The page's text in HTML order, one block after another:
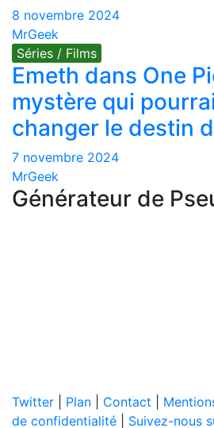
8 novembre 2024
MrGeek
Séries / Films
Emeth dans One
mystère qui
changer le destin
7 novembre 2024
MrGeek
Générateur de
Twitter Plan Contact
de confidentialité
Suivez-nous